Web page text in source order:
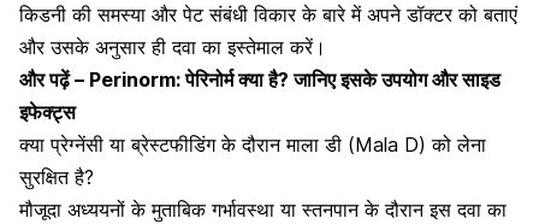
किडनी की समस्या और पेट संबंधी विकार के बारे में अपने डॉक्टर को बताएं
और उसके अनुसार ही दवा का इस्तेमाल करें।
और पढ़ें – Perinorm: पेरिनोर्म क्या है? जानिए इसके उपयोग और साइड
इफेक्ट्स
क्या प्रेग्नेंसी या ब्रेस्टफीडिंग के दौरान माला डी (Mala D) को लेना
सुरक्षित है?
मौजूदा अध्ययनों के मुताबिकगर्भावस्थायास्तनपान के दौरानइस दवा का